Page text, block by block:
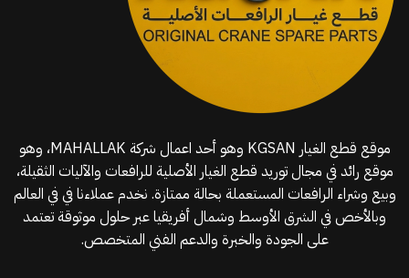
موقع قطع الغيار KGSAN وهو أحد اعمال شركة MAHALLAK، وهو
موقع رائد في مجال توريد قطع الغيار الأصلية للرافعات والآليات الثقيلة،
وبيع وشراء الرافعات المستعملة بحالة ممتازة. نخدم عملاءنا في في العالم
وبالأخص في الشرق الأوسط وشمال أفريقيا عبر حلول موثوقة تعتمد
على الجودة والخبرة والدعم الفني المتخصص.